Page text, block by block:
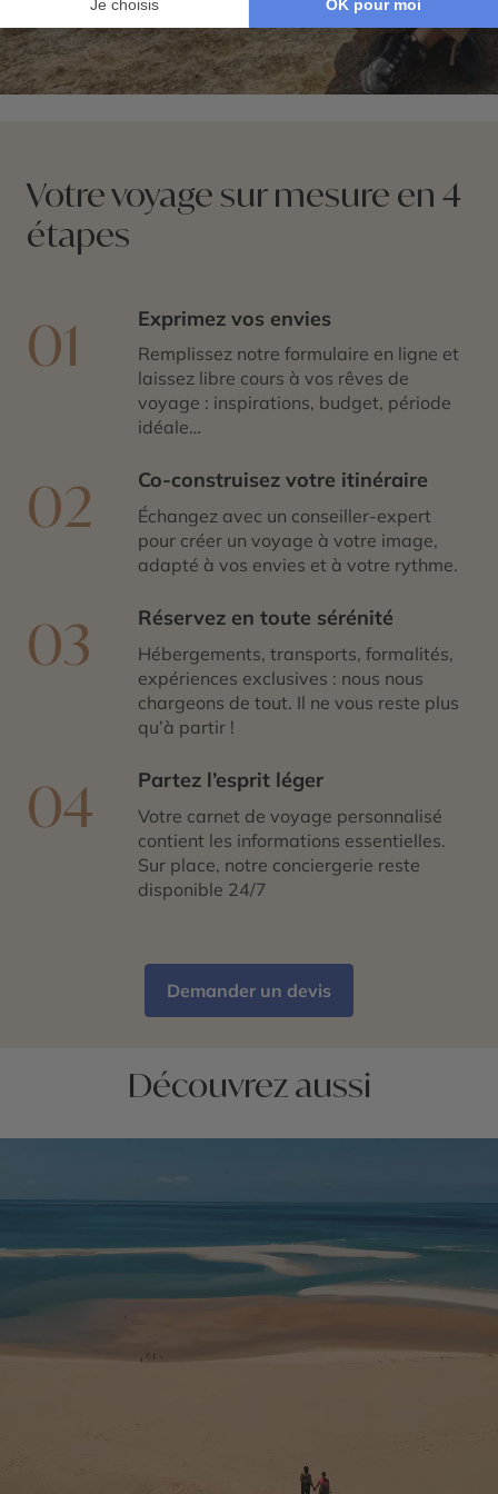
Votre voyage sur mesure en 4
étapes
01 Exprimez vos envies
Remplissez notre formulaire en ligne et
laissez libre cours à vos rêves de
voyage : inspirations, budget, période
idéale…
02 Co-construisez votre itinéraire
Échangez avec un conseiller-expert
pour créer un voyage à votre image,
adapté à vos envies et à votre rythme.
03 Réservez en toute sérénité
Hébergements, transports, formalités,
expériences exclusives : nous nous
chargeons de tout. Il ne vous reste plus
qu’à partir !
04 Partez l’esprit léger
Votre carnet de voyage personnalisé
contient les informations essentielles.
Sur place, notre conciergerie reste
disponible 24/7
Demander un devis
Découvrez aussi